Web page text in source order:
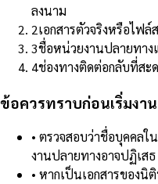
ลงนาม
2เอกสารตัวจริงหรือไฟ
3ชื่อหน่วยงานปลายทา
4ช่องทางติดต่อกลับที่สะ
ข้อควรทราบก่อนเริ่มงาน
• ตรวจสอบว่าชื่อบุคคลใ
งานปลายทางอาจปฏิเสธ
• หากเป็นเอกสารของนิ